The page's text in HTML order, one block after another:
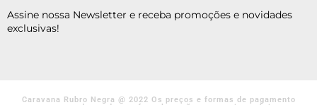
Assine nossa Newsletter e receba promoções e novidades
exclusivas!
Caravana Rubro Negra @ 2022 Os preços e formas de pagamento